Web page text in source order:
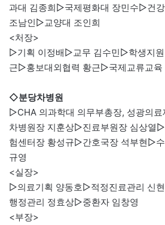
과대 김종희▷국제평화대 장민수▷건
조남인▷교양대 조인희
<처장>
▷기획 이정배▷교무 김수민▷학생지
근▷홍보대외협력 황근▷국제교류교
◇분당차병원
▷CHA 의과학대 의무부총장, 성광의
차병원장 지훈상▷진료부원장 심상열
험센터장 황성규▷간호국장 석부현▷
규영
<실장>
▷의료기획 양동호▷적정진료관리 신
행정관리 정효상▷중환자 임창영
<부장>